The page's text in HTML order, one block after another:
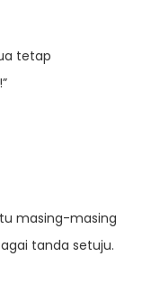
tetap
masing-masing
tanda setuju.